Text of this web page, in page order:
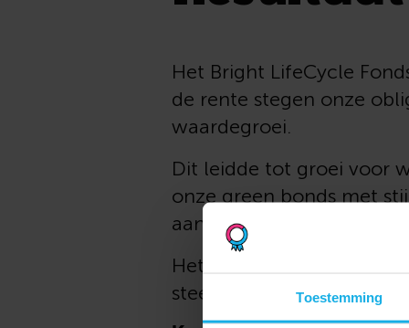
Toestemming
Het Bright LifeCycle
de rente stegen onze
waardegroei.
Dit leidde tot groei voor
onze green bonds met
aandelen stegen licht,
Het neutrale fonds
steeg met 1,77%.